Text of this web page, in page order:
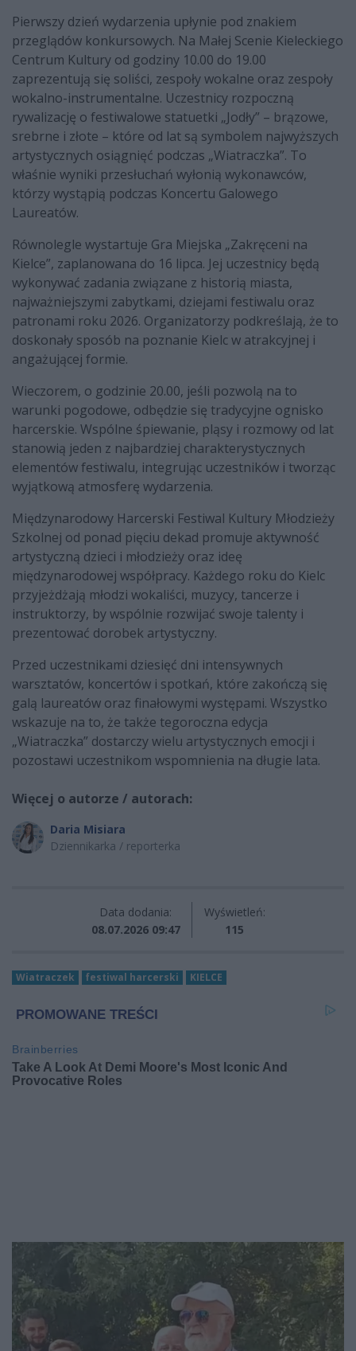
Pierwszy dzień wydarzenia upłynie pod znakiem
przeglądów konkursowych. Na Małej Scenie Kieleckiego
Centrum Kultury od godziny 10.00 do 19.00
zaprezentują się soliści, zespoły wokalne oraz zespoły
wokalno-instrumentalne. Uczestnicy rozpoczną
rywalizację o festiwalowe statuetki „Jodły” – brązowe,
srebrne i złote – które od lat są symbolem najwyższych
artystycznych osiągnięć podczas „Wiatraczka”. To
właśnie wyniki przesłuchań wyłonią wykonawców,
którzy wystąpią podczas Koncertu Galowego
Laureatów.
Równolegle wystartuje Gra Miejska „Zakręceni na
Kielce”, zaplanowana do 16 lipca. Jej uczestnicy będą
wykonywać zadania związane z historią miasta,
najważniejszymi zabytkami, dziejami festiwalu oraz
patronami roku 2026. Organizatorzy podkreślają, że to
doskonały sposób na poznanie Kielc w atrakcyjnej i
angażującej formie.
Wieczorem, o godzinie 20.00, jeśli pozwolą na to
warunki pogodowe, odbędzie się tradycyjne ognisko
harcerskie. Wspólne śpiewanie, pląsy i rozmowy od lat
stanowią jeden z najbardziej charakterystycznych
elementów festiwalu, integrując uczestników i tworząc
wyjątkową atmosferę wydarzenia.
Międzynarodowy Harcerski Festiwal Kultury Młodzieży
Szkolnej od ponad pięciu dekad promuje aktywność
artystyczną dzieci i młodzieży oraz ideę
międzynarodowej współpracy. Każdego roku do Kielc
przyjeżdżają młodzi wokaliści, muzycy, tancerze i
instruktorzy, by wspólnie rozwijać swoje talenty i
prezentować dorobek artystyczny.
Przed uczestnikami dziesięć dni intensywnych
warsztatów, koncertów i spotkań, które zakończą się
galą laureatów oraz finałowymi występami. Wszystko
wskazuje na to, że także tegoroczna edycja
„Wiatraczka” dostarczy wielu artystycznych emocji i
pozostawi uczestnikom wspomnienia na długie lata.
Więcej o autorze / autorach:
Daria Misiara
Dziennikarka / reporterka
Data dodania:
08.07.2026 09:47
Wyświetleń:
115
Wiatraczek festiwal harcerski KIELCE